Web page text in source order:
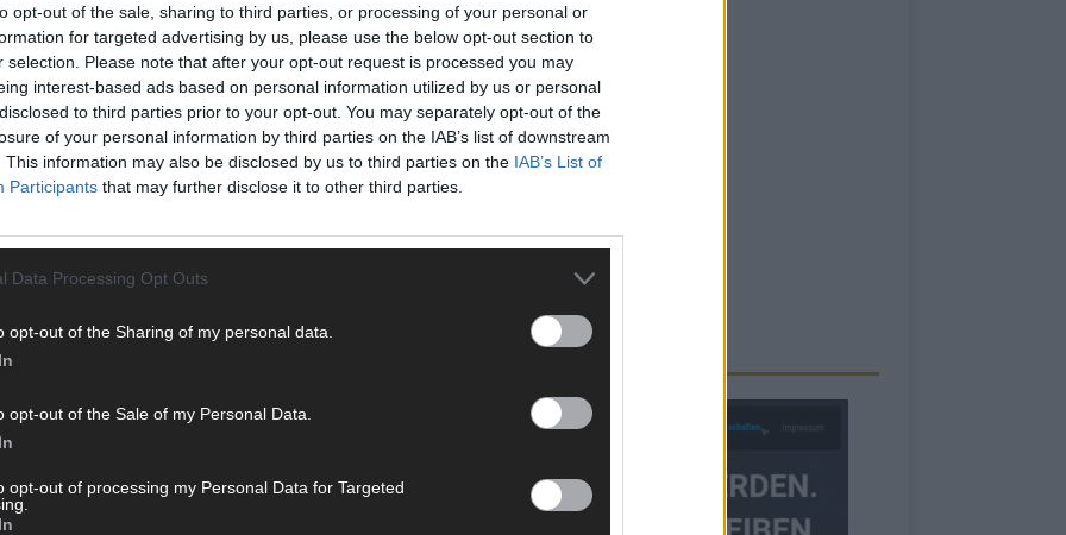
opt-out of the sale, sharing to third parties, or processing of your personal or
for targeted advertising by us, please use the below opt-out section to
selection. Please note that after your opt-out request is processed you may
interest-based ads based on personal information utilized by us or personal
to third parties prior to your opt-out. You may separately opt-out of the
of your personal information by third parties on the IAB’s list of downstream
This information may also be disclosed by us to third parties on the IAB’s List of
Participants that may further disclose it to other third parties.
Data Processing Opt Outs
opt-out of the Sharing of my personal data.
opt-out of the Sale of my Personal Data.
opt-out of processing my Personal Data for Targeted